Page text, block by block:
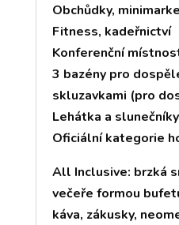
Obchůdky,
Fitness, kadeřnictví
Konferenční
3 bazény pro
skluzavkami (pro
Lehátka a
Oficiální kategorie
All Inclusive: brzká
večeře formou
káva, zákusky,